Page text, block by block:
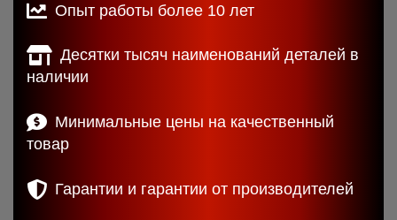
Опыт работы более 10 лет
Десятки тысяч наименований деталей в
наличии
Минимальные цены на качественный
товар
Гарантии и гарантии от производителей